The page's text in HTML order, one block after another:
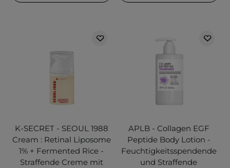
K-SECRET - SEOUL 1988
Cream : Retinal Liposome
1% + Fermented Rice -
Straffende Creme mit
APLB - Collagen EGF
Peptide Body Lotion -
Feuchtigkeitsspendende
und Straffende